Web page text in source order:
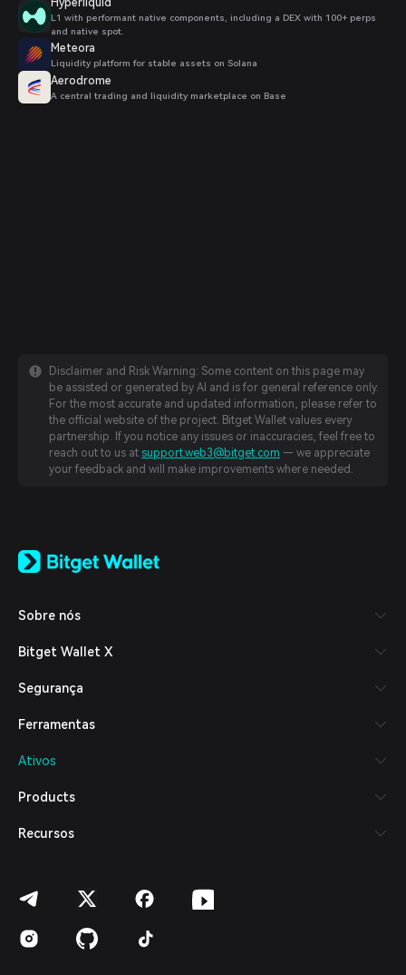
Hyperliquid
L1 with performant native components, including a DEX with 100+ perps
and native spot.
Meteora
Liquidity platform for stable assets on Solana
Aerodrome
A central trading and liquidity marketplace on Base
Disclaimer and Risk Warning: Some content on this page may
be assisted or generated by AI and is for general reference only.
For the most accurate and updated information, please refer to
the official website of the project. Bitget Wallet values every
partnership. If you notice any issues or inaccuracies, feel free to
reach out to us at support.web3@bitget.com — we appreciate
your feedback and will make improvements where needed.
日本語
Español (Latinoamérica)
Italiano
Deutsch
繁體中文
Bahasa Indonesia
हिन्दी
Español (Argentina)
Sobre nós
Bitget Wallet X
Segurança
Ferramentas
Ativos
Products
Recursos